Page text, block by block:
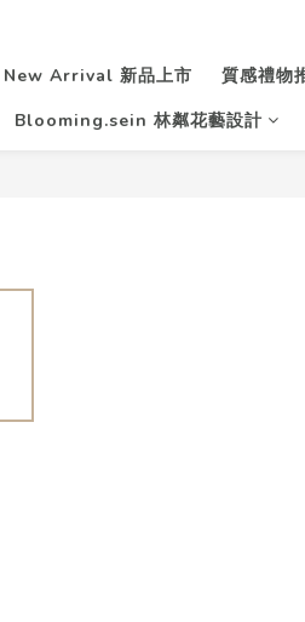
New Arrival 新品上市 質感禮物
Blooming.sein 林粼花藝設計